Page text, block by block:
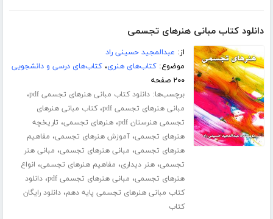
دانلود کتاب مبانی هنرهای تجسمی
از: عبدالمجید حسینی راد
موضوع:کتاب‌های هنری،کتاب‌های درسی و دانشجویی
۲۰۰ صفحه
برچسب‌ها:دانلود کتاب مبانی هنرهای تجسمی pdf ،
مبانی هنرهای تجسمی pdf ،کتاب مبانی هنرهای
تجسمی هنرستان pdf
،هنرهای تجسمی، تاریخچه
هنرهای تجسمی،آموزش هنرهای تجسمی، مفاهیم
هنرهای تجسمی، مبانی هنرهای تجسمی، مبانی هنر
تجسمی،هنر دیداری، مفاهیم هنرهای تجسمی، انواع
هنرهای تجسمی، مبانی هنرهای تجسمی pdf ،دانلود
کتاب مبانی هنرهای تجسمی پایه دهم،دانلود رایگان
کتاب